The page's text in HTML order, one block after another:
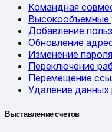
Командная
Высокообъемные
Добавление
Обновление
Изменение пароля
Переключение
Перемещение
Удаление данных
Выставление счетов